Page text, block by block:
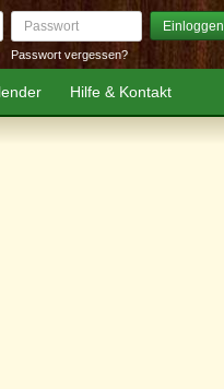
Passwort Einloggen
Passwort vergessen?
Hilfe & Kontakt